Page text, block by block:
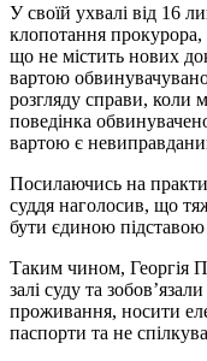
У своїй ухвалі від 16
клопотання
що не містить нових
вартою
розгляду справи, коли
поведінка
вартою є
Посилаючись на
суддя наголосив, що
бути єдиною
Таким чином, Георгія
залі суду та
проживання, носити
паспорти та не